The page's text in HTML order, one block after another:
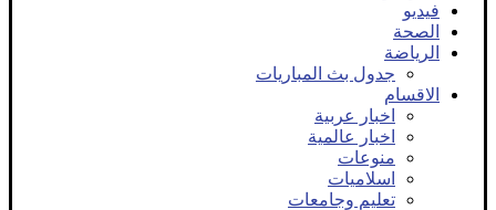
فيديو
الصحة
الرياضة
جدول بث المباريات
الاقسام
اخبار عربية
اخبار عالمية
منوعات
اسلاميات
تعليم وجامعات